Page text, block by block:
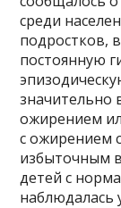
среди
подростков,
постоянную
значительно
ожирением
с ожирением
избыточным
детей с
наблюдалась